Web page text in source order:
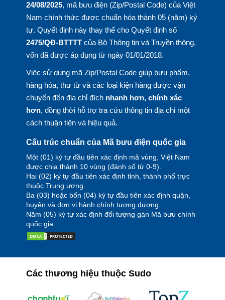
24/08/2025, mã bưu điện (Zip/Postal Code) của Việt
Nam chính thức được chuẩn hóa thành 05 (năm) ký
tự. Quyết định này thay thế cho Quyết định số
2475/QĐ-BTTTTcủa Bộ Thông tin và Truyền thông,
vốn đã được áp dụng từ ngày 01/01/2018.
Việc sử dụng mã Zip/Postal Code giúp bưu phẩm,
hàng hóa, thư từ và các loại kiện hàng được vận
chuyển đến địa chỉ đích nhanh hơn, chính xác
hơn, đồng thời hỗ trợ tra cứu thông tin địa chỉ một
cách thuận tiện và hiệu quả.
Cấu trúc chuẩn của Mã bưu điện quốc gia
Một (01) ký tự đầu tiên xác định mã vùng, Việt Nam
được chia thành 10 vùng (đánh số từ 0-9).
Hai (02) ký tự đầu tiên xác định tỉnh, thành phố trực
thuộc Trung ương.
Ba (03) hoặc bốn (04) ký tự đầu tiên xác định quận,
huyện và đơn vị hành chính tương đương.
Năm (05) ký tự xác định đối tượng gán Mã bưu chính
quốc gia.
Các thương hiệu thuộc Sudo